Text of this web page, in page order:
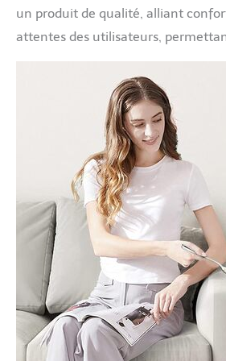
un produit de qualité, alliant
attentes des utilisateurs,